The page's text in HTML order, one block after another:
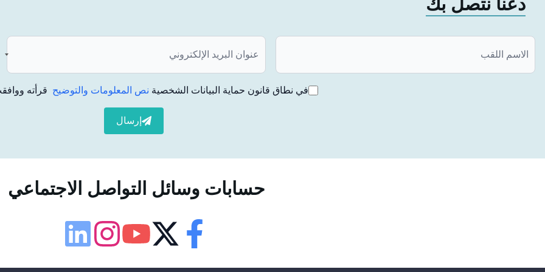
مباشرة بعد قلع الأسنان في حالة قلع الأسنان في الفك السفلي أو الفك العلوي أو كلا الفكين.
يمكن تحضير هذا النوع من التركيبات الاصطناعية سواء الثابتة أو القابلة للإزالة. تتشابه الأطراف الاصطناعية المتحركة مع
الأطراف الاصطناعية الكاملة التي يتم إعدادها عند عدم وجود أسنان في الفم. أما تلك التي يتم تحضيرها على أنها ثابتة فتُعرف
ويضية مهمة جداً خاصةً للأشخاص الذين يستخدمون الأسنان التعويضية القابلة للإزالة ويستخدمون
لوحة إمكانية الوصول
في نطاق قانون حماية البيانات الشخصية نص المعلومات والتوضيح قرأته
إرسال
حسابات وسائل التواصل الاجتماعي